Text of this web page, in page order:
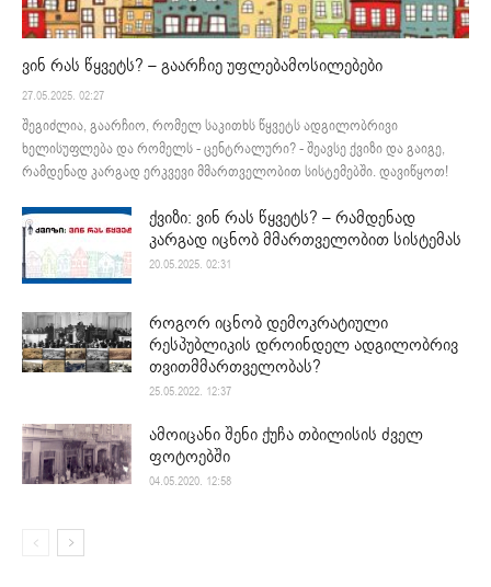
ვინ რას წყვეტს? – გაარჩიე უფლებამოსილებები
27.05.2025. 02:27
შეგიძლია, გაარჩიო, რომელ საკითხს წყვეტს ადგილობრივი
ხელისუფლება და რომელს - ცენტრალური? - შეავსე ქვიზი და გაიგე,
რამდენად კარგად ერკვევი მმართველობით სისტემებში. დავიწყოთ!
ქვიზი: ვინ რას წყვეტს? – რამდენად
კარგად იცნობ მმართველობით სისტემას
20.05.2025. 02:31
როგორ იცნობ დემოკრატიული
რესპუბლიკის დროინდელ ადგილობრივ
თვითმმართველობას?
25.05.2022. 12:37
ამოიცანი შენი ქუჩა თბილისის ძველ
ფოტოებში
04.05.2020. 12:58